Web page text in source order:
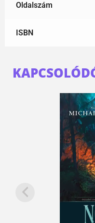
Oldalszám
ISBN